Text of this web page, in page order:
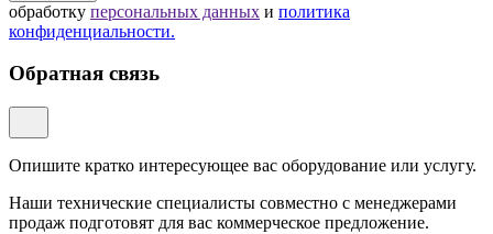
обработку персональных данных и политикa
конфиденциальности.
Обратная связь
Опишите кратко интересующее вас оборудование или услугу.
Наши технические специалисты совместно с менеджерами
продаж подготовят для вас коммерческое предложение.